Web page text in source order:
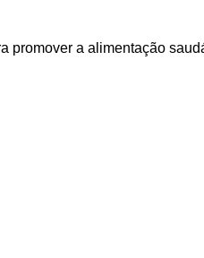
a alimentação